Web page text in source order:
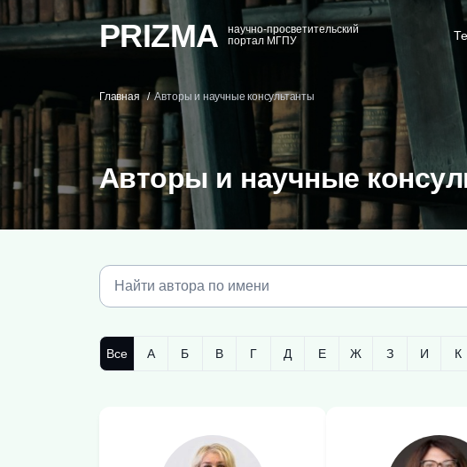
PRIZMA
научно-просветительский
портал МГПУ
Главная Авторы и научные консультанты
Авторы и научные
Все А Б В Г Д Е Ж З И К